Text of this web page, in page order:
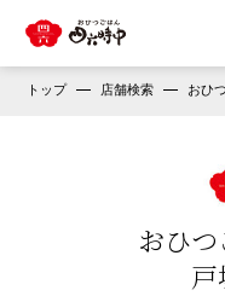
トップ 店舗検索 おひ
おひ
戸